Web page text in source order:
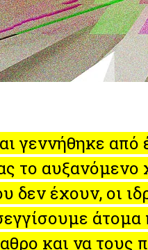
γεννήθηκε από
το
έχουν, οι
και να τους